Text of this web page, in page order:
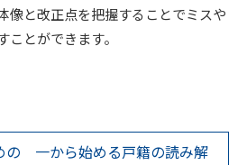
像と改正点を把握することでミスや
とができます。
の 一から始める戸籍の読み解